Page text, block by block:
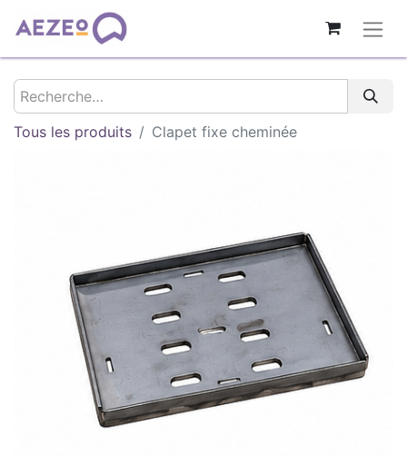
Tous les produits Clapet fixe cheminée